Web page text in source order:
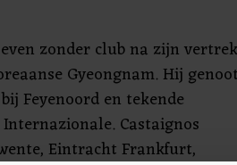
zonder club na zijn vertrek
Gyeongnam. Hij genoot
Feyenoord en tekende
Castaignos
Eintracht Frankfurt,